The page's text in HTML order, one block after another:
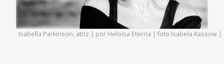
Isabella Parkinson, atriz | por Heloisa Eterna | foto Isabela Kassow |